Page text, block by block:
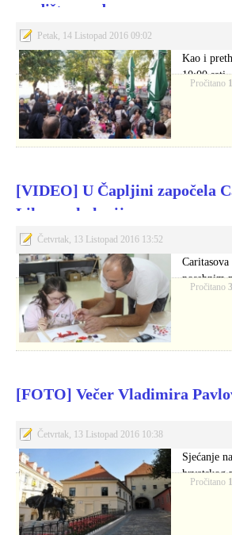
središtu grada
Petak, 14 Listopad 2016 09:02
Kao i
10:00 sati,
središtu
Pročitano
[VIDEO] U Čapljini započela
Likovna kolonija
Četvrtak, 13 Listopad 2016 13:52
Caritasova
posebnim
Pročitano
[FOTO] Večer Vladimira
Četvrtak, 13 Listopad 2016 10:38
Sjećanje
hrvatskog
Pročitano